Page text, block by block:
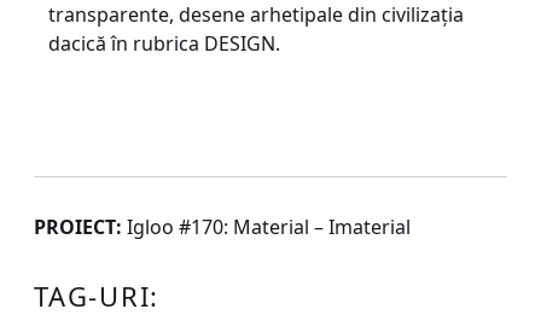
transparente, desene arhetipale din civilizaţia
dacică în rubrica DESIGN.
PROIECT: Igloo #170: Material – Imaterial
TAG-URI: